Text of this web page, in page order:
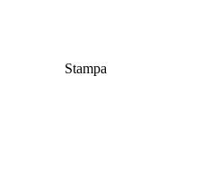
Stampa